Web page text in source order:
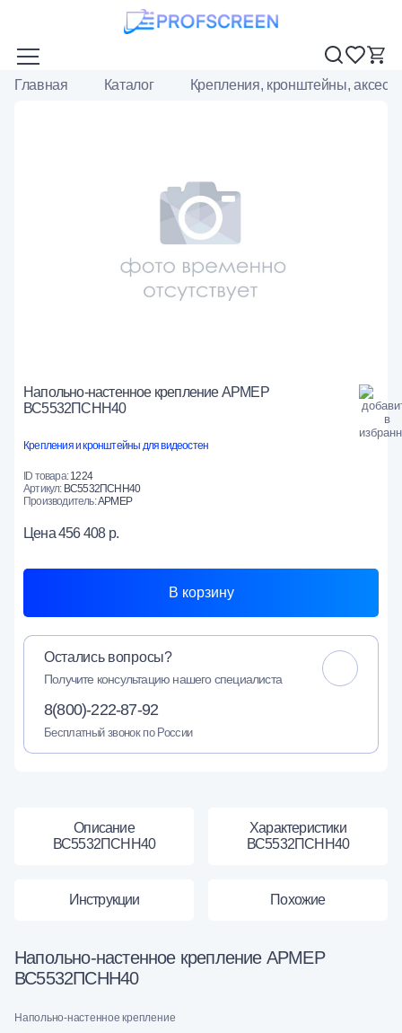
Главная Каталог Крепления, кронштейны,
Напольно-настенное крепление АРМЕР
ВС5532ПСНН40
Крепления и кронштейны для видеостен
ID товара:1224
Артикул: ВС5532ПСНН40
Производитель:АРМЕР
Цена456 408 р.
В корзину
Остались вопросы?
Получите консультацию нашего специалиста
8(800)-222-87-92
Бесплатный звонок по России
Описание
ВС5532ПСНН40
Характеристики
ВС5532ПСНН40
Инструкции Похожие
Напольно-настенное крепление АРМЕР
ВС5532ПСНН40
Напольно-настенное крепление